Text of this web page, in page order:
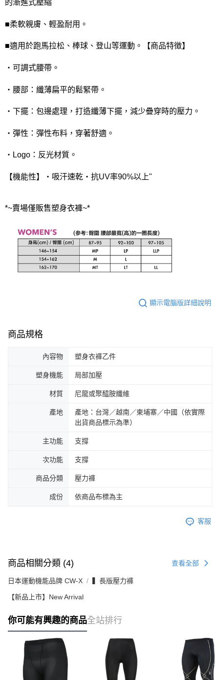
的漸進式壓縮
■柔軟親膚、輕盈耐用。
■適用於跑馬拉松、棒球、登山等運動。【商品特徴】
・可調式腰帶。
・腰部：纖薄扁平的鬆緊帶。
・下擺：包邊處理，打造纖薄下擺，減少疊穿時的壓力。
・彈性：彈性布料，穿著舒適。
・Logo：反光材質。
【機能性】・吸汗速乾・抗UV率90%以上"
*~賣場僅販售塑身衣褲~*
顯示電腦版詳細說明
商品規格
內容物 塑身衣褲乙件
塑身機能 局部加壓
材質 尼龍或聚醯胺纖維
產地
產地：台灣／越南／柬埔寨／中國（依實際
出貨商品標示為準）
主功能 支撐
次功能 支撐
商品分類 壓力褲
成份 依商品布標為主
客服
商品相關分類 (4) 查看全部
日本運動機能品牌 CW-X ▍長版壓力褲
【新品上市】New Arrival
你可能有興趣的商品全站排行